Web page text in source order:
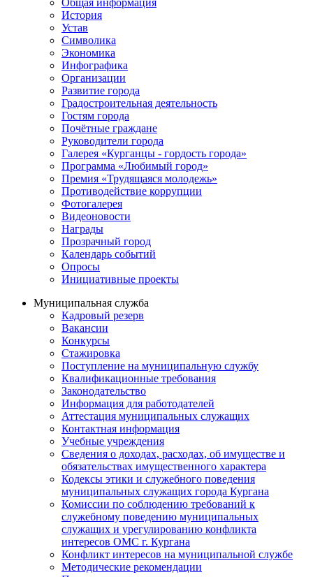
История
Устав
Символика
Экономика
Инфографика
Организации
Развитие города
Градостроительная деятельность
Гостям города
Почётные граждане
Руководители города
Галерея «Курганцы - гордость города»
Программа «Любимый город»
Премия «Трудящаяся молодежь»
Противодействие коррупции
Фотогалерея
Видеоновости
Награды
Прозрачный город
Календарь событий
Опросы
Инициативные проекты
Муниципальная служба
Кадровый резерв
Вакансии
Конкурсы
Стажировка
Поступление на муниципальную службу
Квалификационные требования
Законодательство
Информация для работодателей
Аттестация муниципальных служащих
Контактная информация
Учебные учреждения
Сведения о доходах, расходах, об имуществе и
обязательствах имущественного характера
Кодексы этики и служебного поведения
муниципальных служащих города Кургана
Комиссии по соблюдению требований к
служебному поведению муниципальных
служащих и урегулированию конфликта
интересов ОМС г. Кургана
Конфликт интересов на муниципальной службе
Методические рекомендации